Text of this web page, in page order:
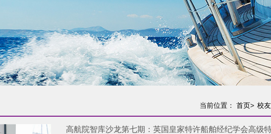
当前位置： 首页> 校
高航院智库沙龙第七期：英国皇家特许船舶经纪学会高级